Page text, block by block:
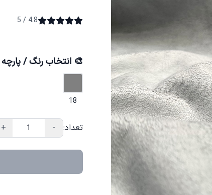
4.8 / 5
🎨 انتخاب رنگ / پارچه
18
تعداد: -
+